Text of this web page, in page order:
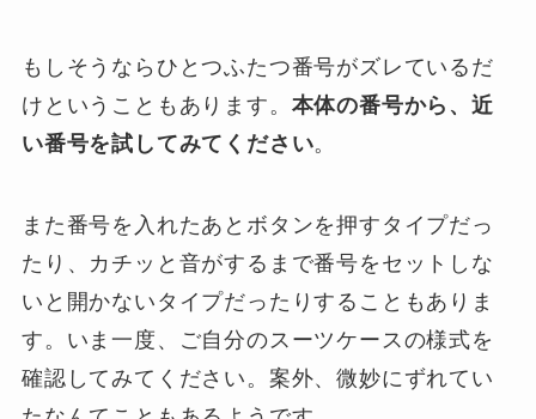
もしそうならひとつふたつ番号がズレているだ
けということもあります。 本体の番号から、近
い番号を試してみてください。
また番号を入れたあとボタンを押すタイプだっ
たり、カチッと音がするまで番号をセットしな
いと開かないタイプだったりすることもありま
す。いま一度、ご自分のスーツケースの様式を
確認してみてください。案外、微妙にずれてい